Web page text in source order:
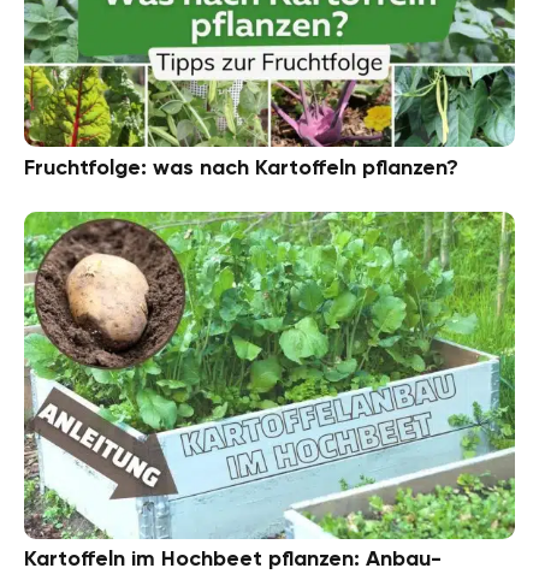
Fruchtfolge: was nach Kartoffeln pflanzen?
Kartoffeln im Hochbeet pflanzen: Anbau-